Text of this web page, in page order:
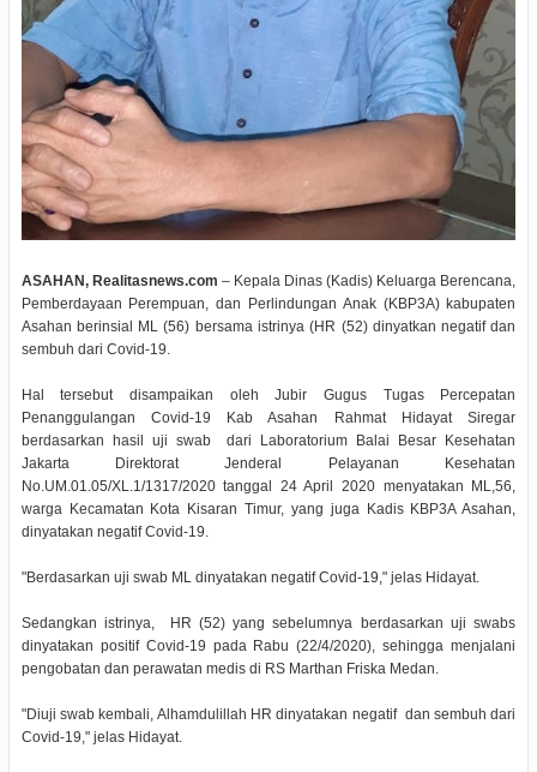
ASAHAN, Realitasnews.com – Kepala Dinas (Kadis) Keluarga Berencana,
Pemberdayaan Perempuan, dan Perlindungan Anak (KBP3A) kabupaten
Asahan berinsial ML (56) bersama istrinya (HR (52) dinyatkan negatif dan
sembuh dari Covid-19.
Hal tersebut disampaikan oleh Jubir Gugus Tugas Percepatan
Penanggulangan Covid-19 Kab Asahan Rahmat Hidayat Siregar
berdasarkan hasil uji swab dari Laboratorium Balai Besar Kesehatan
Jakarta Direktorat Jenderal Pelayanan Kesehatan
No.UM.01.05/XL.1/1317/2020 tanggal 24 April 2020 menyatakan ML,56,
warga Kecamatan Kota Kisaran Timur, yang juga Kadis KBP3A Asahan,
dinyatakan negatif Covid-19.
"Berdasarkan uji swab ML dinyatakan negatif Covid-19," jelas Hidayat.
Sedangkan istrinya, HR (52) yang sebelumnya berdasarkan uji swabs
dinyatakan positif Covid-19 pada Rabu (22/4/2020), sehingga menjalani
pengobatan dan perawatan medis di RS Marthan Friska Medan.
"Diuji swab kembali, Alhamdulillah HR dinyatakan negatif dan sembuh dari
Covid-19," jelas Hidayat.